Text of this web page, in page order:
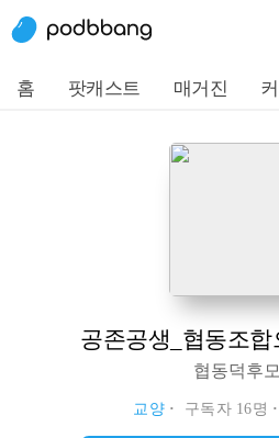
홈 팟캐스트 매거진
공존공생_협동조합
협동덕후
교양 구독자 16명